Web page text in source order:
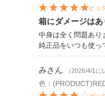
ビッ
箱にダメージは
中身は全く問題あ
純正品をいつも使っ
みさん （2026/4/1に
色：